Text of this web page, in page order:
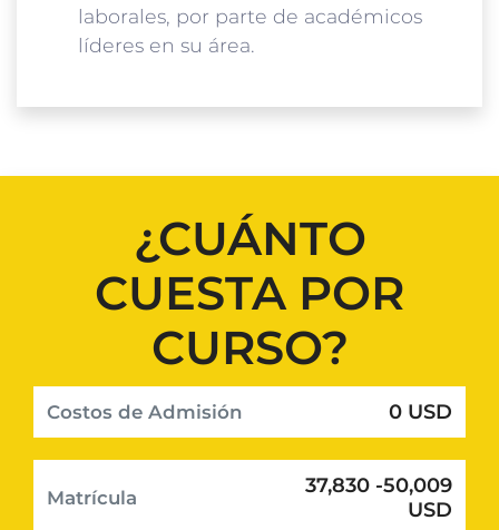
laborales, por parte de académicos
líderes en su área.
¿CUÁNTO
CUESTA POR
CURSO?
Costos de Admisión 0 USD
Matrícula
37,830 -50,009
USD